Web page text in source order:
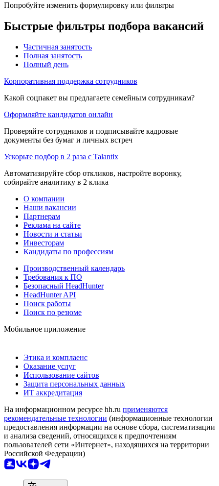
Попробуйте изменить формулировку или фильтры
Быстрые фильтры подбора вакансий
Частичная занятость
Полная занятость
Полный день
Корпоративная поддержка сотрудников
Какой соцпакет вы предлагаете семейным сотрудникам?
Оформляйте кандидатов онлайн
Проверяйте сотрудников и подписывайте кадровые
документы без бумаг и личных встреч
Ускорьте подбор в 2 раза с Talantix
Автоматизируйте сбор откликов, настройте воронку,
собирайте аналитику в 2 клика
О компании
Наши вакансии
Партнерам
Реклама на сайте
Новости и статьи
Инвесторам
Кандидаты по профессиям
Производственный календарь
Требования к ПО
Безопасный HeadHunter
HeadHunter API
Поиск работы
Поиск по резюме
Мобильное приложение
Этика и комплаенс
Оказание услуг
Использование сайтов
Защита персональных данных
ИТ аккредитация
На информационном ресурсе hh.ru применяются
рекомендательные технологии (информационные технологии
предоставления информации на основе сбора, систематизации
и анализа сведений, относящихся к предпочтениям
пользователей сети «Интернет», находящихся на территории
Российской Федерации)